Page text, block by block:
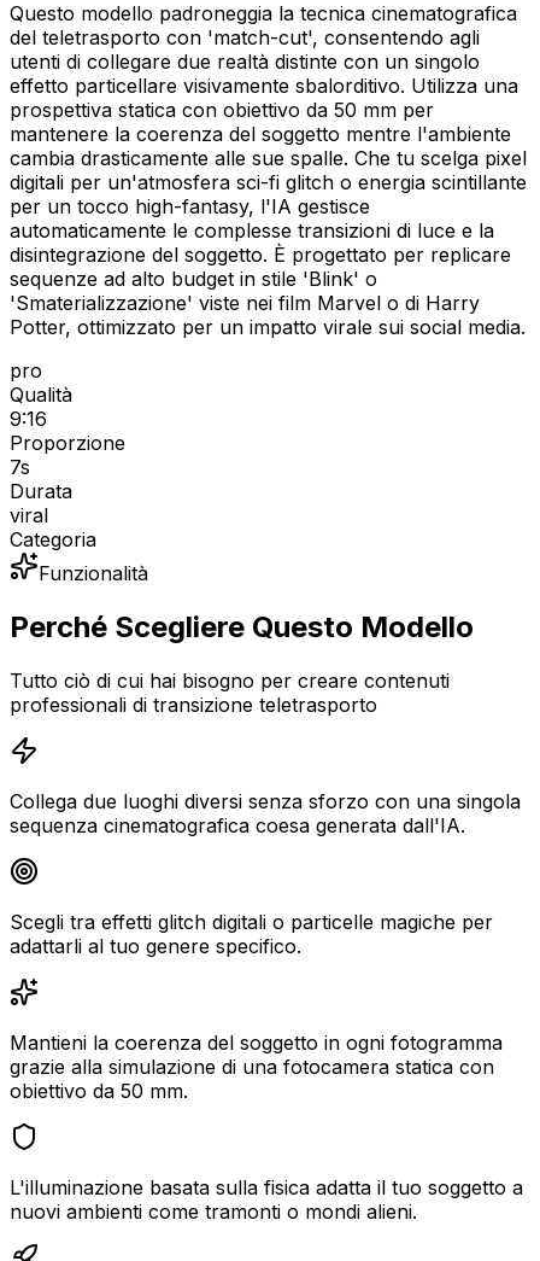
Questo modello padroneggia la tecnica cinematografica
del teletrasporto con 'match-cut', consentendo agli
utenti di collegare due realtà distinte con un singolo
effetto particellare visivamente sbalorditivo. Utilizza una
prospettiva statica con obiettivo da 50 mm per
mantenere la coerenza del soggetto mentre l'ambiente
cambia drasticamente alle sue spalle. Che tu scelga pixel
digitali per un'atmosfera sci-fi glitch o energia scintillante
per un tocco high-fantasy, l'IA gestisce
automaticamente le complesse transizioni di luce e la
disintegrazione del soggetto. È progettato per replicare
sequenze ad alto budget in stile 'Blink' o
'Smaterializzazione' viste nei film Marvel o di Harry
Potter, ottimizzato per un impatto virale sui social media.
pro
Qualità
9:16
Proporzione
7s
Durata
viral
Categoria
Funzionalità
Perché Scegliere Questo Modello
Tutto ciò di cui hai bisogno per creare contenuti
professionali di transizione teletrasporto
Collega due luoghi diversi senza sforzo con una singola
sequenza cinematografica coesa generata dall'IA.
Scegli tra effetti glitch digitali o particelle magiche per
adattarli al tuo genere specifico.
Mantieni la coerenza del soggetto in ogni fotogramma
grazie alla simulazione di una fotocamera statica con
obiettivo da 50 mm.
L'illuminazione basata sulla fisica adatta il tuo soggetto a
nuovi ambienti come tramonti o mondi alieni.